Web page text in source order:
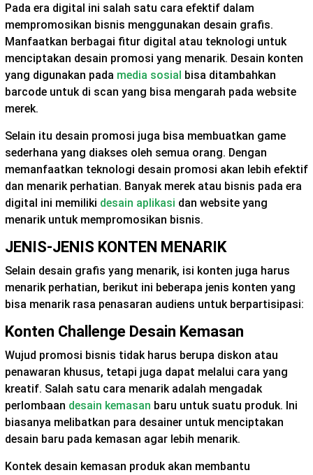
Pada era digital ini salah satu cara efektif dalam
mempromosikan bisnis menggunakan desain grafis.
Manfaatkan berbagai fitur digital atau teknologi untuk
menciptakan desain promosi yang menarik. Desain konten
yang digunakan pada media sosial bisa ditambahkan
barcode untuk di scan yang bisa mengarah pada website
merek.
Selain itu desain promosi juga bisa membuatkan game
sederhana yang diakses oleh semua orang. Dengan
memanfaatkan teknologi desain promosi akan lebih efektif
dan menarik perhatian. Banyak merek atau bisnis pada era
digital ini memiliki desain aplikasi dan website yang
menarik untuk mempromosikan bisnis.
JENIS-JENIS KONTEN MENARIK
Selain desain grafis yang menarik, isi konten juga harus
menarik perhatian, berikut ini beberapa jenis konten yang
bisa menarik rasa penasaran audiens untuk berpartisipasi:
Konten Challenge Desain Kemasan
Wujud promosi bisnis tidak harus berupa diskon atau
penawaran khusus, tetapi juga dapat melalui cara yang
kreatif. Salah satu cara menarik adalah mengadak
perlombaan desain kemasan baru untuk suatu produk. Ini
biasanya melibatkan para desainer untuk menciptakan
desain baru pada kemasan agar lebih menarik.
Kontek desain kemasan produk akan membantu